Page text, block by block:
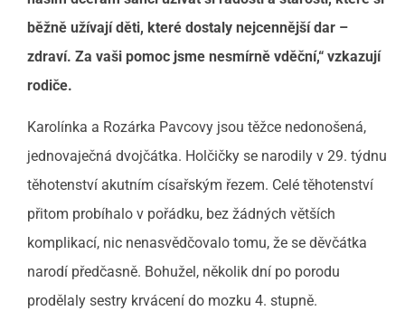
běžně užívají děti, které dostaly nejcennější dar –
zdraví. Za vaši pomoc jsme nesmírně vděční,“ vzkazují
rodiče.
Karolínka a Rozárka Pavcovy jsou těžce nedonošená,
jednovaječná dvojčátka. Holčičky se narodily v 29. týdnu
těhotenství akutním císařským řezem. Celé těhotenství
přitom probíhalo v pořádku, bez žádných větších
komplikací, nic nenasvědčovalo tomu, že se děvčátka
narodí předčasně. Bohužel, několik dní po porodu
prodělaly sestry krvácení do mozku 4. stupně.